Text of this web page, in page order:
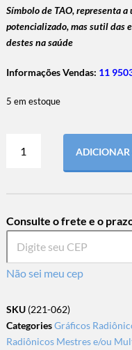
Símbolo de TAO, representa
potencializado, mas sutil das
destes na saúde
Informações Vendas: 11
5 em estoque
Consulte o frete e o
Não sei meu cep
SKU (221-062)
CategoriesGráficos
Radiônicos Mestres e/ou